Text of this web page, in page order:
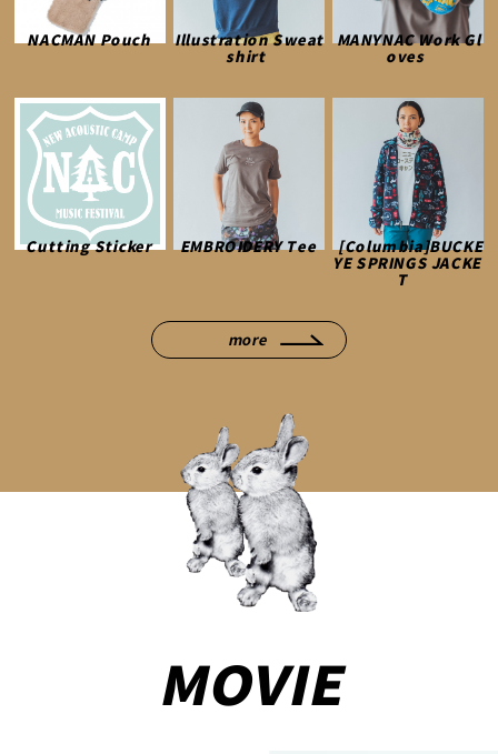
NACMAN Pouch Illustration Sweat
shirt
MANYNAC Work Gl
oves
Cutting Sticker EMBROIDERY Tee [Columbia]BUCKE
YE SPRINGS JACKE
T
more
MOVIE